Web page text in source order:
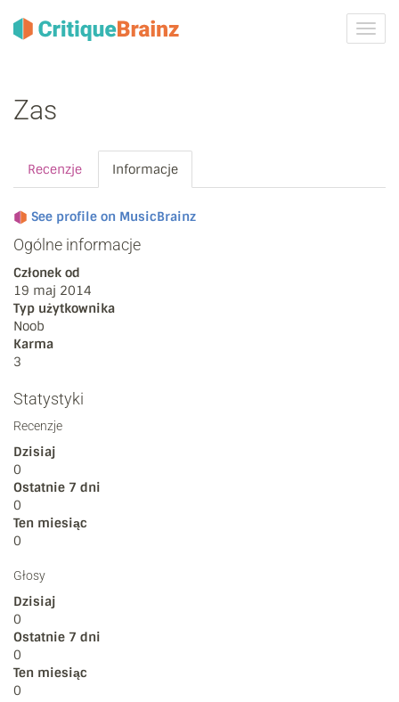
Zas
Recenzje Informacje
See profile on MusicBrainz
Ogólne informacje
Członek od
19 maj 2014
Typ użytkownika
Noob
Karma
3
Statystyki
Recenzje
Dzisiaj
0
Ostatnie 7 dni
0
Ten miesiąc
0
Głosy
Dzisiaj
0
Ostatnie 7 dni
0
Ten miesiąc
0